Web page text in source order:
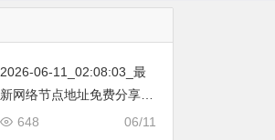
2026-06-11_02:08:03_最
新网络节点地址免费分享…
不定期更新…开放免费分享
06/11
648